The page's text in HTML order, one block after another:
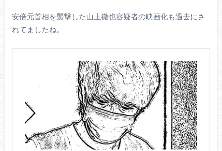
安倍元首相を襲撃した山上徹也容疑者の映画化も過去にさ
れてましたね。